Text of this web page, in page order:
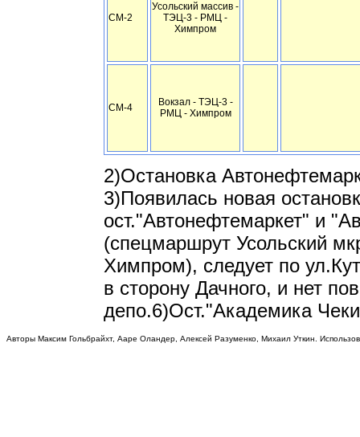
СМ-2
Усольский массив -
ТЭЦ-3 - РМЦ -
Химпром
СМ-4
Вокзал - ТЭЦ-3 -
РМЦ - Химпром
2)Остановка
3)Появилась новая
ост."Автонефтемаркет" и
(спецмаршрут Усольский
Химпром), следует по
в сторону Дачного, и нет
депо.6)Ост."Академика
Авторы Максим Гольбрайхт, Ааре Оландер, Алексей Разуменко, Михаил Уткин.